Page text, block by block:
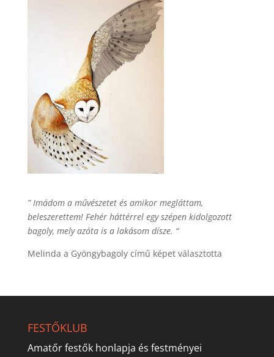
” Imádom a művészetet és amikor megláttam,
beleszerettem! Fehér háttérrel egy szépen kidolgozott
bagoly, mely azóta is a lakásom dísze. “
Melinda a Gyöngybagoly című képet választotta
FESTŐKLUB
Amatőr festők honlapja és festményei